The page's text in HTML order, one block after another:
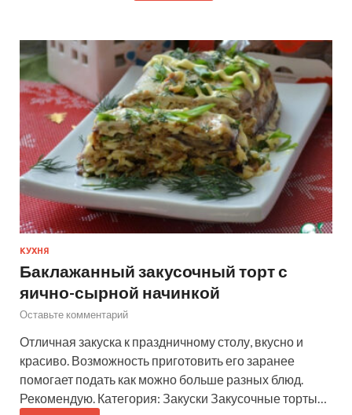
КУХНЯ
Баклажанный закусочный торт с
яично-сырной начинкой
Оставьте комментарий
Отличная закуска к праздничному столу, вкусно и
красиво. Возможность приготовить его заранее
помогает подать как можно больше разных блюд.
Рекомендую. Категория: Закуски Закусочные торты…